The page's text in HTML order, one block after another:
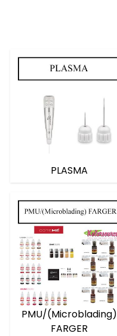
PLASMA
PMU/(Microblading)
FARGER